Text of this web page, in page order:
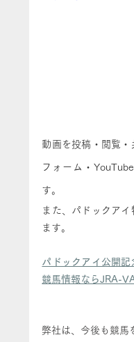
動画を投稿・閲覧
フォーム・
す。
また、パドックア
ます。
パドックアイ公開記
競馬情報ならJRA-
弊社は、今後も競馬